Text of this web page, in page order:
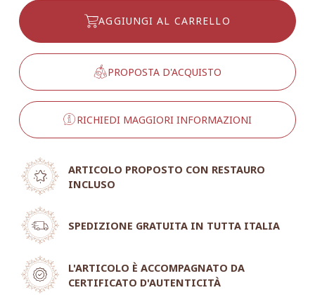
AGGIUNGI AL CARRELLO
PROPOSTA D'ACQUISTO
RICHIEDI MAGGIORI INFORMAZIONI
ARTICOLO PROPOSTO CON RESTAURO
INCLUSO
SPEDIZIONE GRATUITA IN TUTTA ITALIA
L'ARTICOLO È ACCOMPAGNATO DA
CERTIFICATO D'AUTENTICITÀ